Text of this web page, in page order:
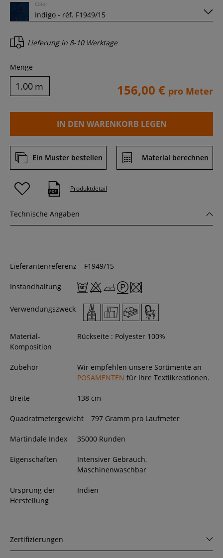
Color
Lieferung in 8-10 Werktage
Menge
m 156,00 € pro Meter
IN DEN WARENKORB LEGEN
Ein Muster bestellen Material berechnen
Produktdetail
Technische Angaben
Lieferantenreferenz F1949/15
Instandhaltung
Verwendungszweck
Material-
Komposition
Rückseite : Polyester 100%
Zubehör
Wir empfehlen unsere Sortimente an
POSAMENTEN für Ihre Textilkreationen.
Breite 138 cm
Quadratmetergewicht 797 Gramm pro Laufmeter
Martindale Index 35000 Runden
Eigenschaften
Intensiver Gebrauch,
Maschinenwaschbar
Ursprung der
Herstellung
Indien
Zertifizierungen